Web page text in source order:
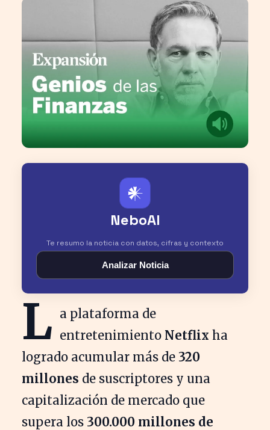
𒀭
NeboAI
Te resumo la noticia con datos, cifras y contexto
Analizar Noticia
L a plataforma de
entretenimiento Netflix ha
logrado acumular más de 320
millones de suscriptores y una
capitalización de mercado que
supera los 300.000 millones de